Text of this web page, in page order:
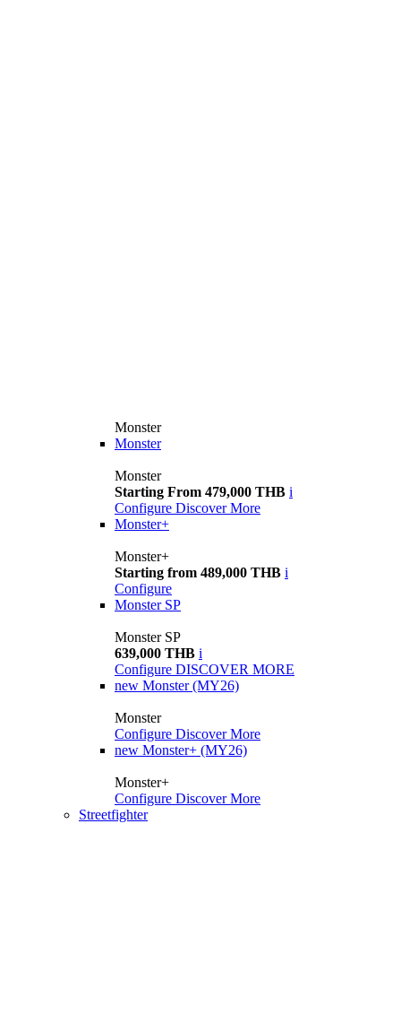
Monster
Monster
Monster
Starting From 479,000 THB i
Configure Discover More
Monster+
Monster+
Starting from 489,000 THB i
Configure
Monster SP
Monster SP
639,000 THB i
Configure DISCOVER MORE
new Monster (MY26)
Monster
Configure Discover More
new Monster+ (MY26)
Monster+
Configure Discover More
Streetfighter